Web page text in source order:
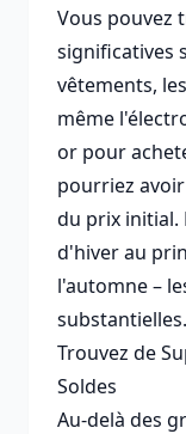
Vous pouvez
significatives
vêtements,
même
or pour
pourriez
du prix initial.
d'hiver au
l'automne –
substantielles.
Trouvez de
Soldes
Au-delà des